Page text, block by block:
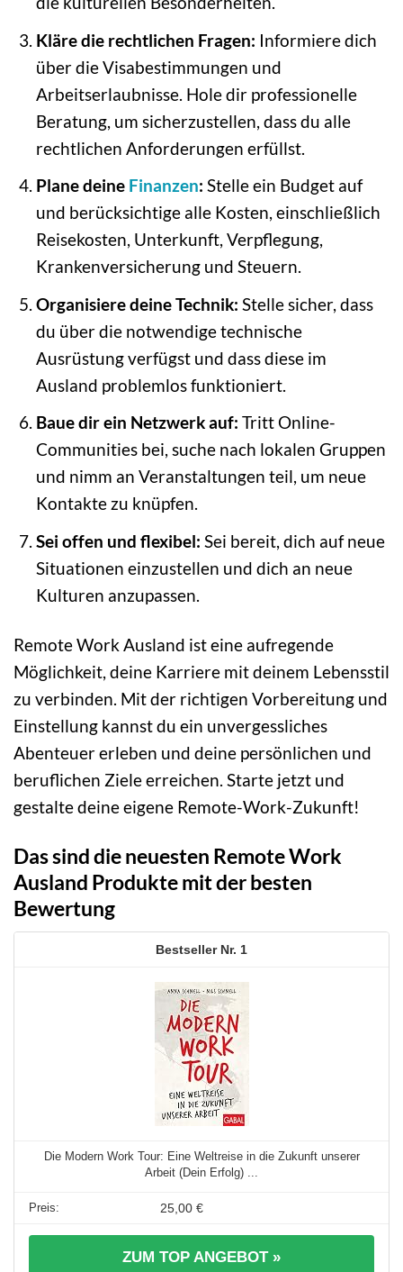
Kläre die rechtlichen Fragen: Informiere dich
über die Visabestimmungen und
Arbeitserlaubnisse. Hole dir professionelle
Beratung, um sicherzustellen, dass du alle
rechtlichen Anforderungen erfüllst.
Plane deine Finanzen: Stelle ein Budget auf
und berücksichtige alle Kosten, einschließlich
Reisekosten, Unterkunft, Verpflegung,
Krankenversicherung und Steuern.
Organisiere deine Technik: Stelle sicher, dass
du über die notwendige technische
Ausrüstung verfügst und dass diese im
Ausland problemlos funktioniert.
Baue dir ein Netzwerk auf: Tritt Online-
Communities bei, suche nach lokalen Gruppen
und nimm an Veranstaltungen teil, um neue
Kontakte zu knüpfen.
Sei offen und flexibel: Sei bereit, dich auf neue
Situationen einzustellen und dich an neue
Kulturen anzupassen.
Remote Work Ausland ist eine aufregende
Möglichkeit, deine Karriere mit deinem Lebensstil
zu verbinden. Mit der richtigen Vorbereitung und
Einstellung kannst du ein unvergessliches
Abenteuer erleben und deine persönlichen und
beruflichen Ziele erreichen. Starte jetzt und
gestalte deine eigene Remote-Work-Zukunft!
Das sind die neuesten Remote Work
Ausland Produkte mit der besten
Bewertung
1
Die Modern Work Tour: Eine Weltreise in die Zukunft unserer
Arbeit (Dein Erfolg) ...
25,00 €
ZUM TOP ANGEBOT »